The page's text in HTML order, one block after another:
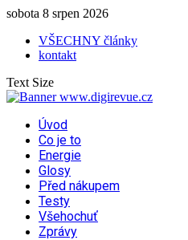
sobota 8 srpen 2026
VŠECHNY články
kontakt
Text Size
Úvod
Co je to
Energie
Glosy
Před nákupem
Testy
Všehochuť
Zprávy